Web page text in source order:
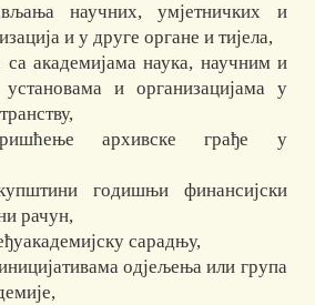
научних, умјетничких и
и у друге органе и тијела,
са академијама наука, научним и
установама и организацијама у
архивске грађе у
годишњи финансијски
рачун,
сарадњу,
одјељења или група